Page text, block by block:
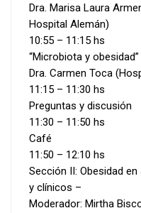
Dra. Marisa Laura
Hospital Alemán)
10:55 – 11:15 hs
“Microbiota y obesidad”
Dra. Carmen Toca
11:15 – 11:30 hs
Preguntas y discusión
11:30 – 11:50 hs
Café
11:50 – 12:10 hs
Sección II: Obesidad
y clínicos –
Moderador: Mirtha